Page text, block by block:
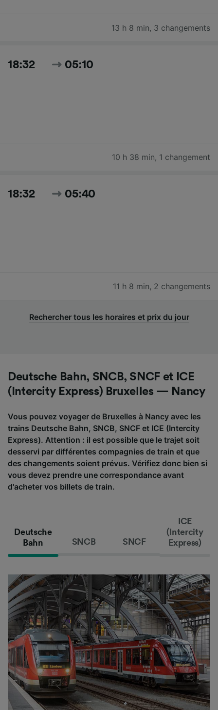
13 h 8 min, 3 changements
18:32 05:10
10 h 38 min, 1 changement
18:32 05:40
11 h 8 min, 2 changements
Rechercher tous les horaires et prix du jour
Deutsche Bahn, SNCB, SNCF et ICE
(Intercity Express) Bruxelles — Nancy
Vous pouvez voyager de Bruxelles à Nancy avec les
trains Deutsche Bahn, SNCB, SNCF et ICE (Intercity
Express). Attention : il est possible que le trajet soit
desservi par différentes compagnies de train et que
des changements soient prévus. Vérifiez donc bien si
vous devez prendre une correspondance avant
d'acheter vos billets de train.
Deutsche
Bahn
SNCB SNCF
ICE
(Intercity
Express)